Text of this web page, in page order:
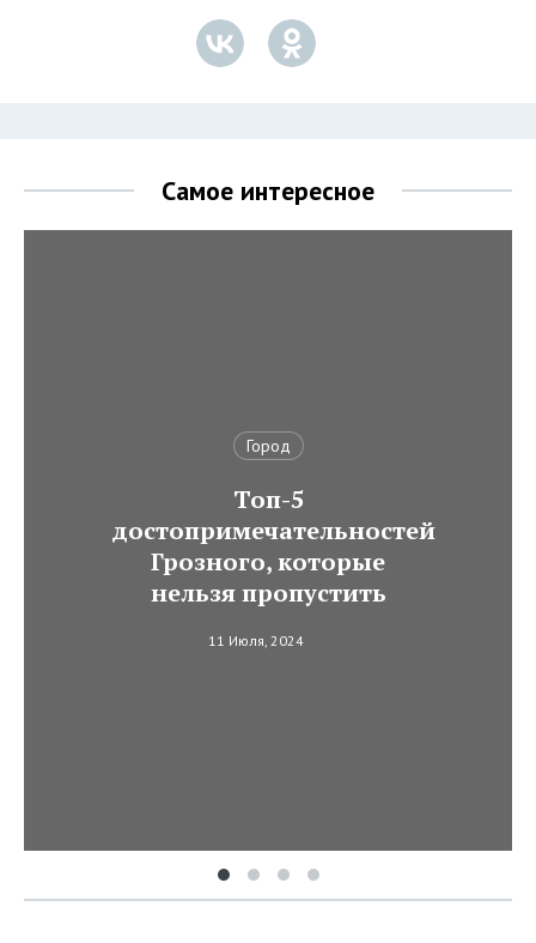
Самое интересное
Город
Топ-5
достопримечательностей
Грозного, которые
нельзя пропустить
11 Июля, 2024